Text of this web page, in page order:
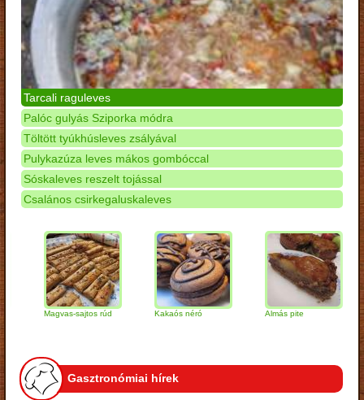
Tarcali raguleves
Palóc gulyás Sziporka módra
Töltött tyúkhúsleves zsályával
Pulykazúza leves mákos gombóccal
Sóskaleves reszelt tojással
Csalános csirkegaluskaleves
Magvas-sajtos rúd Kakaós néró Almás pite
Gasztronómiai hírek